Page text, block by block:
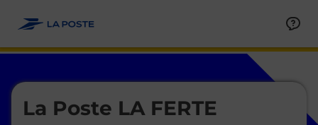
La Poste LA FERTE
Le lien s'ouvre dans un nouvel onglet